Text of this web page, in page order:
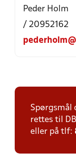
Peder Holm
/ 20952162
Spørgsmål
rettes til
eller på tlf: